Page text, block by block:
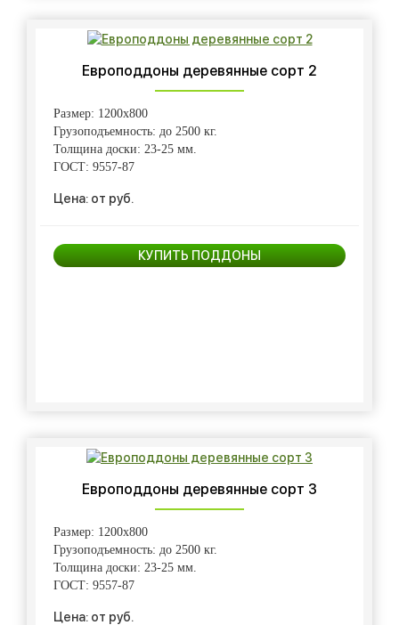
Европоддоны деревянные сорт 2
Размер: 1200х800
Грузоподъемность: до 2500 кг.
Толщина доски: 23-25 мм.
ГОСТ: 9557-87
Цена: от руб.
КУПИТЬ ПОДДОНЫ
Европоддоны деревянные сорт 3
Размер: 1200х800
Грузоподъемность: до 2500 кг.
Толщина доски: 23-25 мм.
ГОСТ: 9557-87
Цена: от руб.